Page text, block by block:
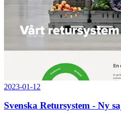
2023-01-12
Svenska Retursystem - Ny